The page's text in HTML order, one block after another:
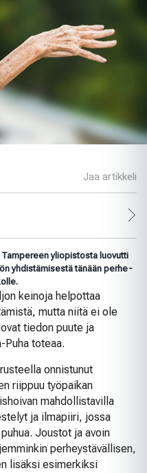
Jaa artikkeli
yliopistosta luovutti
yhdistämisestä tänään perhe-
keinoja helpottaa
mutta niitä ei ole
tiedon puute ja
toteaa.
onnistunut
riippuu työpaikan
mahdollistavilla
ja ilmapiiri, jossa
Joustot ja avoin
perheystävällisen,
lisäksi esimerkiksi